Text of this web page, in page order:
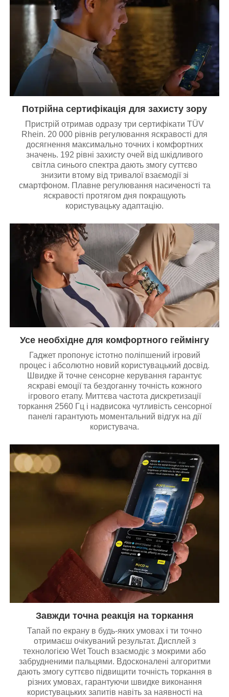
Потрійна сертифікація для захисту зору
Пристрій отримав одразу три сертифікати TÜV
Rhein. 20 000 рівнів регулювання яскравості для
досягнення максимально точних і комфортних
значень. 192 рівні захисту очей від шкідливого
світла синього спектра дають змогу суттєво
знизити втому від тривалої взаємодії зі
смартфоном. Плавне регулювання насиченості та
яскравості протягом дня покращують
користувацьку адаптацію.
Усе необхідне для комфортного геймінгу
Гаджет пропонує істотно поліпшений ігровий
процес і абсолютно новий користувацький досвід.
Швидке й точне сенсорне керування гарантує
яскраві емоції та бездоганну точність кожного
ігрового етапу. Миттєва частота дискретизації
торкання 2560 Гц і надвисока чутливість сенсорної
панелі гарантують моментальний відгук на дії
користувача.
Завжди точна реакція на торкання
Тапай по екрану в будь-яких умовах і ти точно
отримаєш очікуваний результат. Дисплей з
технологією Wet Touch взаємодіє з мокрими або
забрудненими пальцями. Вдосконалені алгоритми
дають змогу суттєво підвищити точність торкання в
різних умовах, гарантуючи швидке виконання
користувацьких запитів навіть за наявності на